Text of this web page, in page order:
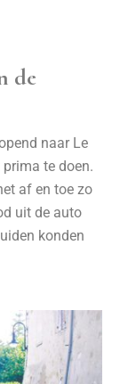
de
naar Le
te doen.
af en toe zo
uit de auto
konden